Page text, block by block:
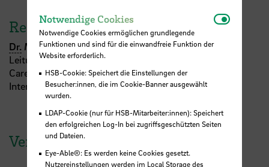
Referent:in
Dr. Monika Blaschke
Leitung Career Service
Career Service/ Referat Studienerfolg und
Internationalisierung
Veranstaltungen der HSB
Notwendige Cookies
Notwendige Cookies ermöglichen grundlegende
Funktionen und sind für die einwandfreie Funktion der
Website erforderlich.
HSB-Cookie: Speichert die Einstellungen der
Besucher:innen, die im Cookie-Banner ausgewählt
wurden.
LDAP-Cookie (nur für HSB-Mitarbeiter:innen): Speichert
den erfolgreichen Log-In bei zugriffsgeschützten Seiten
und Dateien.
Eye-Able®: Es werden keine Cookies gesetzt.
Nutzereinstellungen werden im Local Storage des